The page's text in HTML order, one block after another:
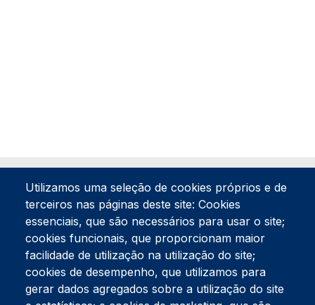
Tel:234 390 100Fax:234 390 100
Endereço Postal
Utilizamos uma seleção de cookies próprios e de
terceiros nas páginas deste site: Cookies
essenciais, que são necessários para usar o site;
cookies funcionais, que proporcionam maior
facilidade de utilização na utilização do site;
cookies de desempenho, que utilizamos para
gerar dados agregados sobre a utilização do site